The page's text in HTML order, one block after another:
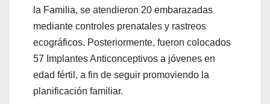
la Familia, se atendieron 20 embarazadas
mediante controles prenatales y rastreos
ecográficos. Posteriormente, fueron colocados
57 Implantes Anticonceptivos a jóvenes en
edad fértil, a fin de seguir promoviendo la
planificación familiar.